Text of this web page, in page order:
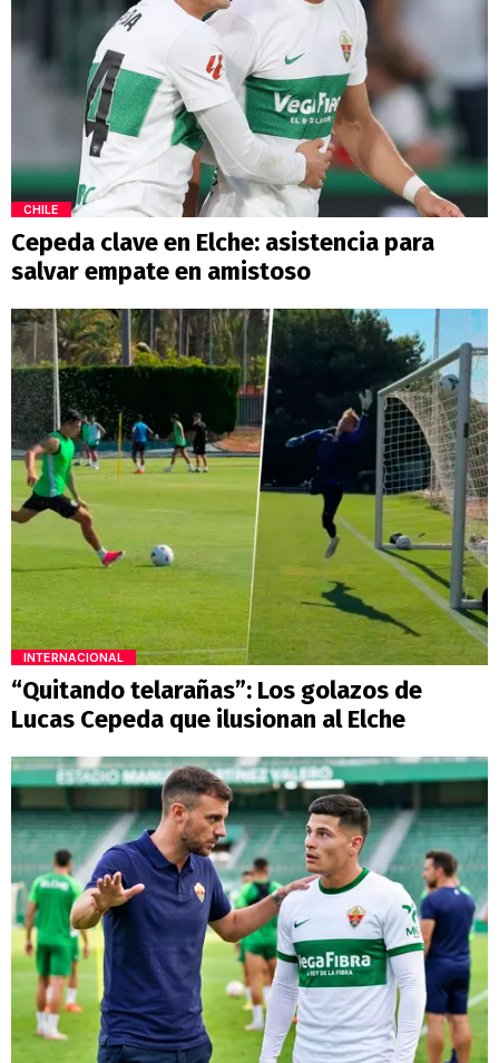
CHILE
Cepeda clave en Elche: asistencia para
salvar empate en amistoso
INTERNACIONAL
“Quitando telarañas”: Los golazos de
Lucas Cepeda que ilusionan al Elche